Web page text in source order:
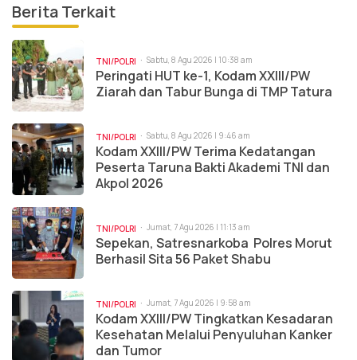
Berita Terkait
TNI/POLRI Sabtu, 8 Agu 2026 | 10:38 am
Peringati HUT ke-1, Kodam XXIII/PW
Ziarah dan Tabur Bunga di TMP Tatura
TNI/POLRI Sabtu, 8 Agu 2026 | 9:46 am
Kodam XXIII/PW Terima Kedatangan
Peserta Taruna Bakti Akademi TNI dan
Akpol 2026
TNI/POLRI Jumat, 7 Agu 2026 | 11:13 am
Sepekan, Satresnarkoba Polres Morut
Berhasil Sita 56 Paket Shabu
TNI/POLRI Jumat, 7 Agu 2026 | 9:58 am
Kodam XXIII/PW Tingkatkan Kesadaran
Kesehatan Melalui Penyuluhan Kanker
dan Tumor